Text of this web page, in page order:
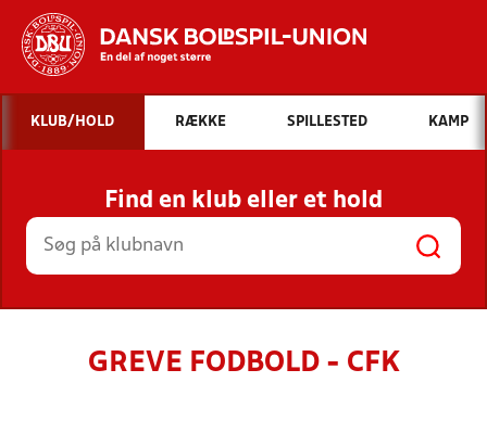
Hvad vil du søge efter?
INDHOLD OG NYHEDER
STILLINGER, RESULTATER, KLUBBER OG
HOLD
KLUB/HOLD RÆKKE SPILLESTED KAMP
Find en klub eller et hold
GREVE FODBOLD - CFK